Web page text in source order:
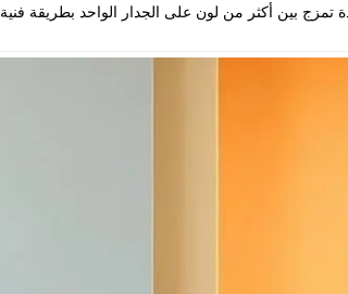
بين أكثر من لون على الجدار الواحد بطريقة فنية